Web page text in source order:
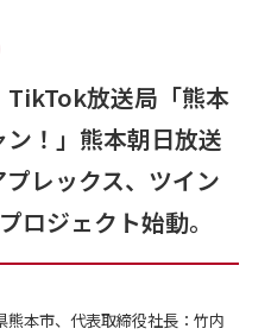
TikTok放送局「熊本
！」熊本朝日放送
レックス、ツイン
ロジェクト始動。
本市、代表取締役社長：竹内